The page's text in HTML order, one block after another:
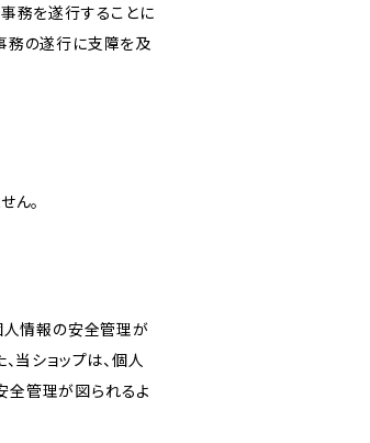
務を遂行することに
務の遂行に支障を及
ん。
人情報の安全管理が
当ショップは、個人
全管理が図られるよ